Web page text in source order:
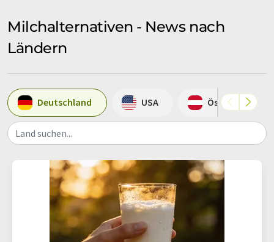
Milchalternativen - News nach
Ländern
Deutschland USA Österreich
Land suchen...